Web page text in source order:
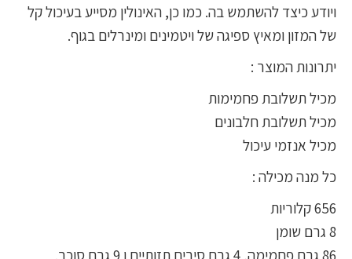
ויודע כיצד להשתמש בה. כמו כן, האינולין מסייע בעיכול קל
של המזון ומאיץ ספיגה של ויטמינים ומינרלים בגוף.
יתרונות המוצר :
מכיל תשלובת פחמימות
מכיל תשלובת חלבונים
מכיל אנזמי עיכול
כל מנה מכילה :
656 קלוריות
8 גרם שומן